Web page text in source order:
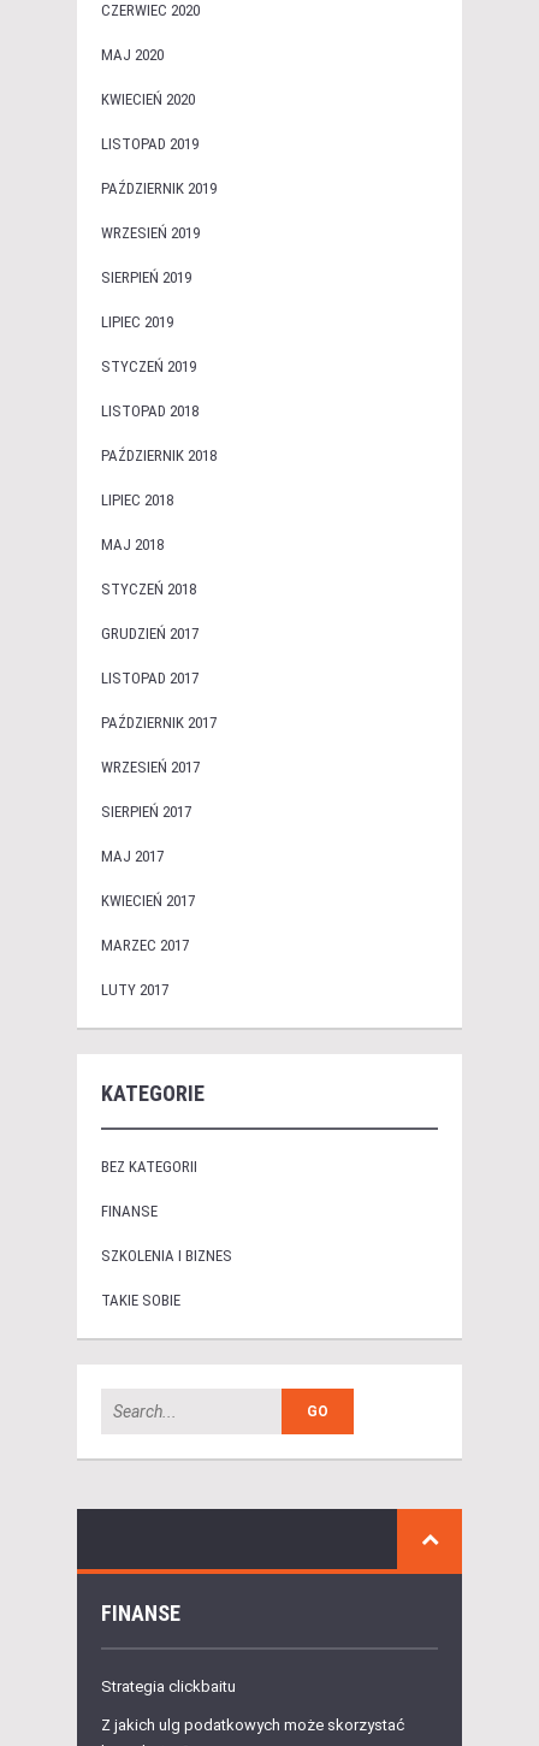
CZERWIEC 2020
MAJ 2020
KWIECIEŃ 2020
LISTOPAD 2019
PAŹDZIERNIK 2019
WRZESIEŃ 2019
SIERPIEŃ 2019
LIPIEC 2019
STYCZEŃ 2019
LISTOPAD 2018
PAŹDZIERNIK 2018
LIPIEC 2018
MAJ 2018
STYCZEŃ 2018
GRUDZIEŃ 2017
LISTOPAD 2017
PAŹDZIERNIK 2017
WRZESIEŃ 2017
SIERPIEŃ 2017
MAJ 2017
KWIECIEŃ 2017
MARZEC 2017
LUTY 2017
KATEGORIE
BEZ KATEGORII
FINANSE
SZKOLENIA I BIZNES
TAKIE SOBIE
FINANSE
Strategia clickbaitu
Z jakich ulg podatkowych może skorzystać